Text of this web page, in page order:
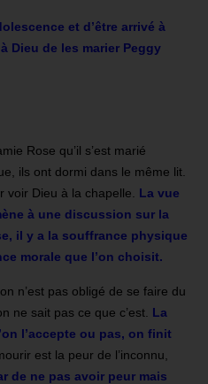
et d’être arrivé à
Dieu de les marier Peggy
Rose qu’il s’est marié
ils ont dormi dans le même lit.
voir Dieu à la chapelle. La vue
à une discussion sur la
il y a la souffrance physique
morale que l’on choisit.
n’est pas obligé de se faire du
ne sait pas ce que c’est. La
l’accepte ou pas, on finit
est la peur de l’inconnu,
de ne pas avoir peur mais